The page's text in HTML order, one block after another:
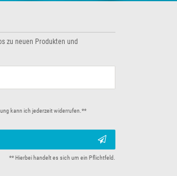
zu neuen Produkten und
kann ich jederzeit widerrufen.**
** Hierbei handelt es sich um ein Pflichtfeld.